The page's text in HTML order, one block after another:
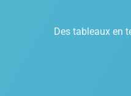
Des tableaux en